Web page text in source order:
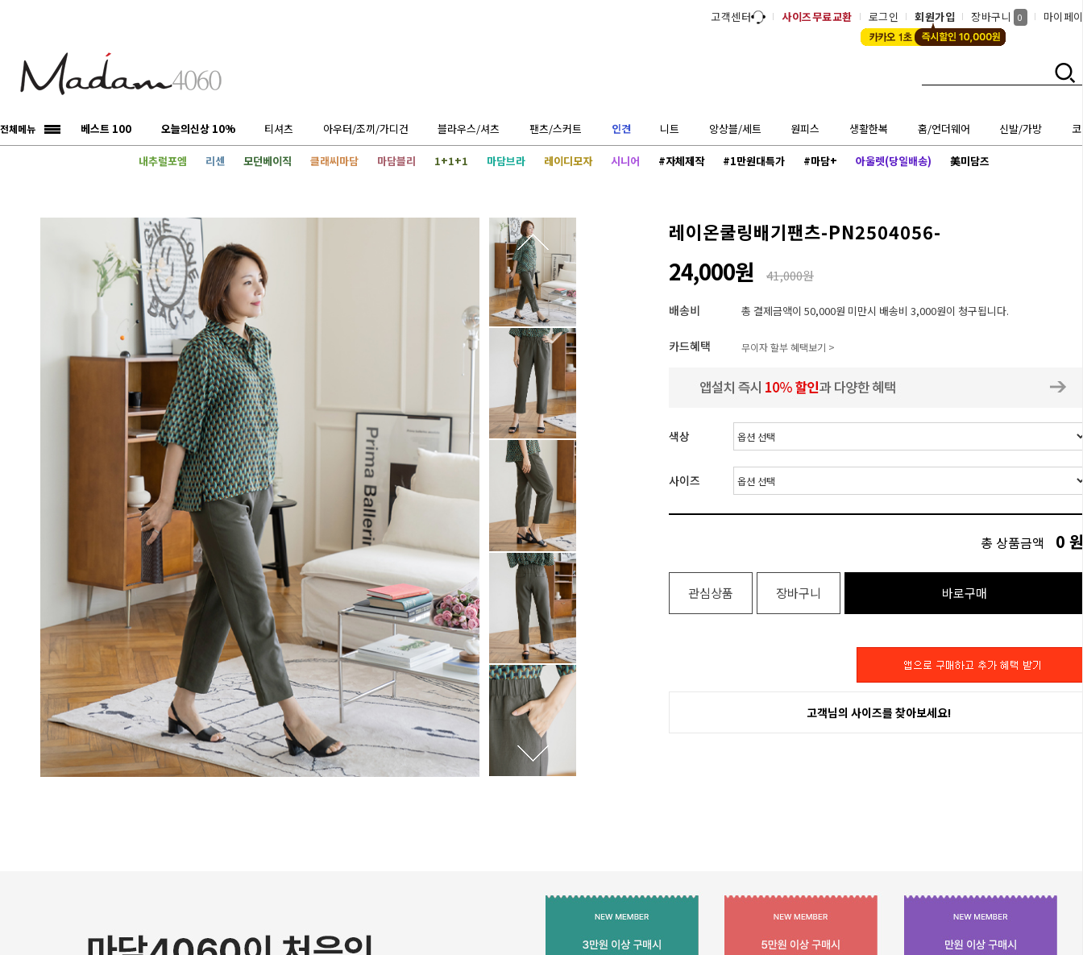
고객센터 사이즈무료교환 로그인 회원가입 장바구니 0 마이페
전체메뉴 베스트 100 오늘의신상 10% 티셔츠 아우터/조끼/가디건 블라우스/셔츠 팬츠/스커트 인견 니트 앙상블/세트 원피스 생활한복 홈/언더웨어 신발/가방
내추럴포엠 리센 모던베이직 클래씨마담 마담블리 1+1+1 마담브라 레이디모자 시니어 #자체제작 #1만원대특가 #마담+ 아울렛(당일배송) 美미담즈
레이온쿨링배기팬츠-PN2504056-
24,000원 41,000원
배송비 총 결제금액이 50,000원 미만시 배송비 3,000원이 청구됩니다.
카드혜택 무이자 할부 혜택보기 >
색상
사이즈
총 상품금액 0 원
관심상품 장바구니 바로구매
고객님의 사이즈를 찾아보세요!